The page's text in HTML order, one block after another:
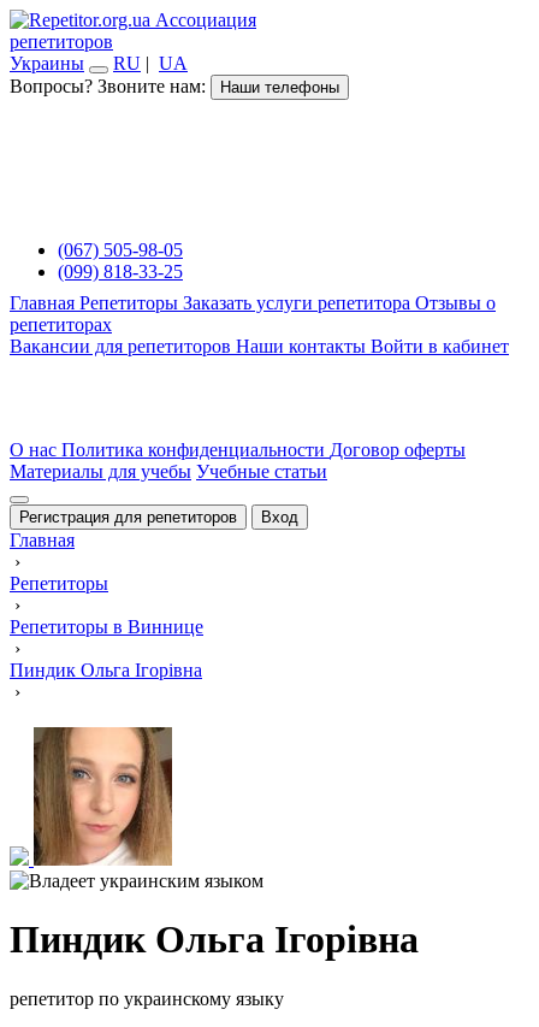
Ассоциация
репетиторов
Украины
RU | UA
Вопросы? Звоните нам:
Наши телефоны
(067) 505-98-05
(099) 818-33-25
Главная Репетиторы Заказать услуги репетитора Отзывы о
репетиторах
Вакансии для репетиторов Наши контакты Войти в кабинет
О нас Политика конфиденциальности Договор оферты
Материалы для учебы Учебные статьи
Регистрация для репетиторов Вход
Главная
›
Репетиторы
›
Репетиторы в Виннице
›
Пиндик Ольга Ігорівна
›
Пиндик Ольга Ігорівна
репетитор по украинскому языку